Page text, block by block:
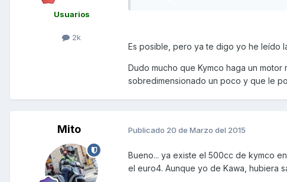
Usuarios
2k
Es posible, pero ya te digo yo he leído
Dudo mucho que Kymco haga un
sobredimensionado un poco y que le
Mito Publicado 20 de Marzo del 2015
Bueno... ya existe el 500cc de kymco
el euro4. Aunque yo de Kawa, hubiera